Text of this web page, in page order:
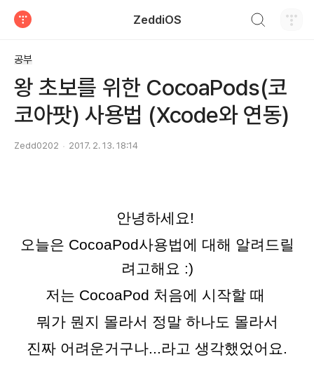
ZeddiOS
공부
왕 초보를 위한 CocoaPods(코
코아팟) 사용법 (Xcode와 연동)
Zedd0202 2017. 2. 13. 18:14
안녕하세요!
오늘은 CocoaPod사용법에 대해 알려드릴
려고해요 :)
저는 CocoaPod 처음에 시작할 때
뭐가 뭔지 몰라서 정말 하나도 몰라서
진짜 어려운거구나...라고 생각했었어요.